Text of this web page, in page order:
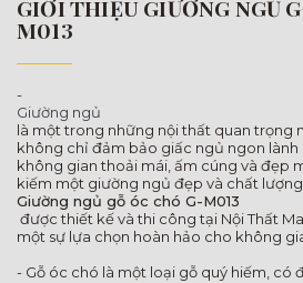
GIỚI THIỆU GIƯỜNG NGỦ
M013
-
Giường ngủ
là một trong những nội thất quan trọng
không chỉ đảm bảo giấc ngủ ngon lành
không gian thoải mái, ấm cúng và đẹp
kiếm một giường ngủ đẹp và chất
Giường ngủ gỗ óc chó G-M013
được thiết kế và thi công tại Nội Thất
một sự lựa chọn hoàn hảo cho không
- Gỗ óc chó là một loại gỗ quý hiếm, có